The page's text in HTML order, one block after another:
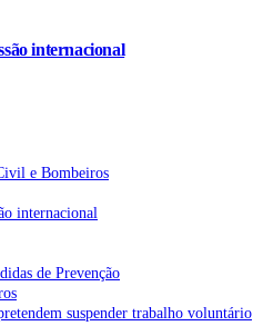
internacional
e Bombeiros
internacional
de Prevenção
suspender trabalho voluntário